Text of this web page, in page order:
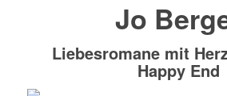
Jo
Liebesromane mit
Happy End